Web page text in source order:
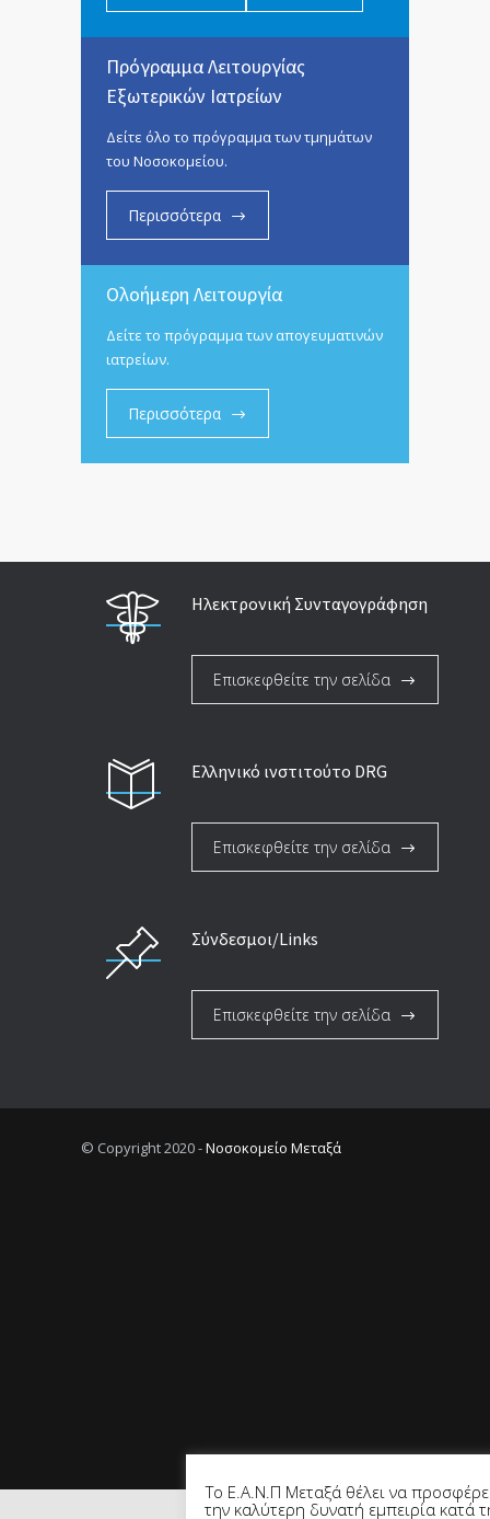
Πρόγραμμα Λειτουργίας
Εξωτερικών Ιατρείων
Δείτε όλο το πρόγραμμα των τμημάτων
του Νοσοκομείου.
Περισσότερα
Ολοήμερη Λειτουργία
Δείτε το πρόγραμμα των απογευματινών
ιατρείων.
Περισσότερα
Ηλεκτρονική Συνταγογράφηση
Επισκεφθείτε την σελίδα
Ελληνικό ινστιτούτο DRG
Επισκεφθείτε την σελίδα
Σύνδεσμοι/Links
Επισκεφθείτε την σελίδα
© Copyright 2020 -Νοσοκομείο Μεταξά
Το Ε.Α.Ν.Π Μεταξά θέλει να
την καλύτερη δυνατή εμπειρία κατά